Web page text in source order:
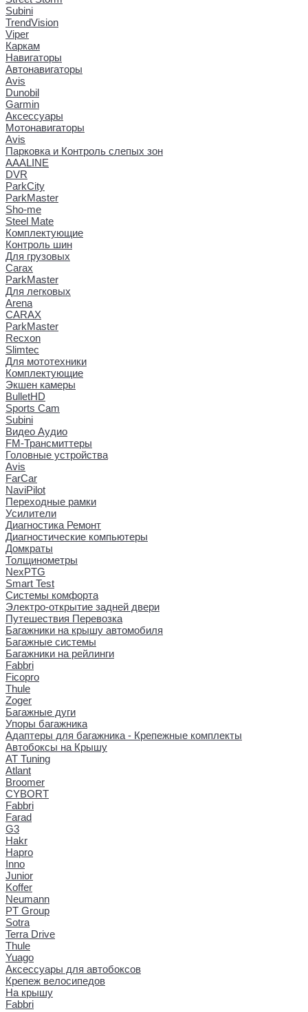
Subini
TrendVision
Viper
Каркам
Навигаторы
Автонавигаторы
Avis
Dunobil
Garmin
Аксессуары
Мотонавигаторы
Avis
Парковка и Контроль слепых зон
AAALINE
DVR
ParkCity
ParkMaster
Sho-me
Steel Mate
Комплектующие
Контроль шин
Для грузовых
Carax
ParkMaster
Для легковых
Arena
CARAX
ParkMaster
Recxon
Slimtec
Для мототехники
Комплектующие
Экшен камеры
BulletHD
Sports Cam
Subini
Видео Аудио
FM-Трансмиттеры
Головные устройства
Avis
FarCar
NaviPilot
Переходные рамки
Усилители
Диагностика Ремонт
Диагностические компьютеры
Домкраты
Толщинометры
NexPTG
Smart Test
Системы комфорта
Электро-открытие задней двери
Путешествия Перевозка
Багажники на крышу автомобиля
Багажные системы
Багажники на рейлинги
Fabbri
Ficopro
Thule
Zoger
Багажные дуги
Упоры багажника
Адаптеры для багажника - Крепежные комплекты
Автобоксы на Крышу
AT Tuning
Atlant
Broomer
CYBORT
Fabbri
Farad
G3
Hakr
Hapro
Inno
Junior
Koffer
Neumann
PT Group
Sotra
Terra Drive
Thule
Yuago
Аксессуары для автобоксов
Крепеж велосипедов
На крышу
Fabbri